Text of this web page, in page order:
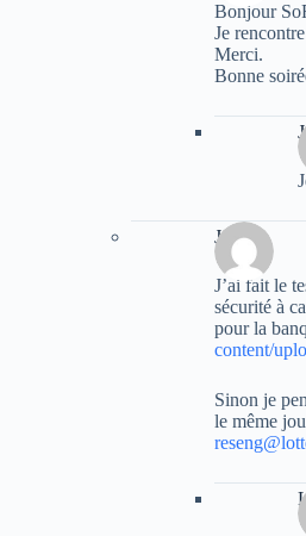
Bonjour
Je
Merci.
Bonne
Jake
J’ai fait le
sécurité à
pour la
content/
Sinon je
le même